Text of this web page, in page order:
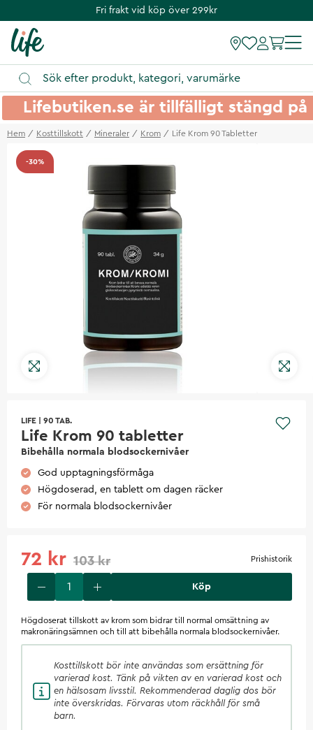
Fri frakt vid köp över 299kr
Lifebutiken.se är tillfälligt stängd
Hem Kosttillskott Mineraler Krom Life Krom 90 Tabletter
-30%
LIFE 90 TAB.
Life Krom 90 tabletter
Bibehålla normala blodsockernivåer
God upptagningsförmåga
Högdoserad, en tablett om dagen räcker
För normala blodsockernivåer
72 kr 103 kr Prishistorik
Köp
Högdoserat tillskott av krom som bidrar till normal omsättning av
makronäringsämnen och till att bibehålla normala blodsockernivåer.
Kosttillskott bör inte användas som ersättning för
varierad kost. Tänk på vikten av en varierad kost och
en hälsosam livsstil. Rekommenderad daglig dos bör
inte överskridas. Förvaras utom räckhåll för små
barn.